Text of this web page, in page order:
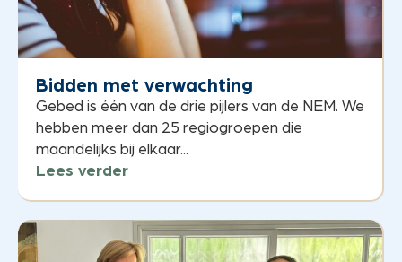
Bidden met verwachting
Gebed is één van de drie pijlers van de NEM. We
hebben meer dan 25 regiogroepen die
maandelijks bij elkaar...
Lees verder